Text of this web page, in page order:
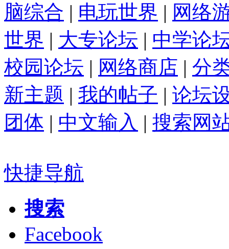
脑综合 | 电玩世界 | 网络
世界 | 大专论坛 | 中学论
校园论坛 | 网络商店 | 分
新主题 | 我的帖子 | 论坛
团体 | 中文输入 | 搜索网
快捷导航
搜索
Facebook